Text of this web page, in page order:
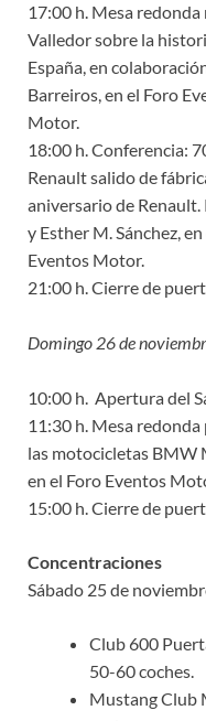
17:00 h. Mesa
Valledor sobre la
España, en
Barreiros, en el Foro
Motor.
18:00 h. Conferencia:
Renault salido de
aniversario de
y Esther M. Sánchez,
Eventos Motor.
21:00 h. Cierre de
Domingo 26 de
10:00 h. Apertura del
11:30 h. Mesa
las motocicletas BMW
en el Foro Eventos
15:00 h. Cierre de
Concentraciones
Sábado 25 de
Club 600
50-60 coches.
Mustang Club